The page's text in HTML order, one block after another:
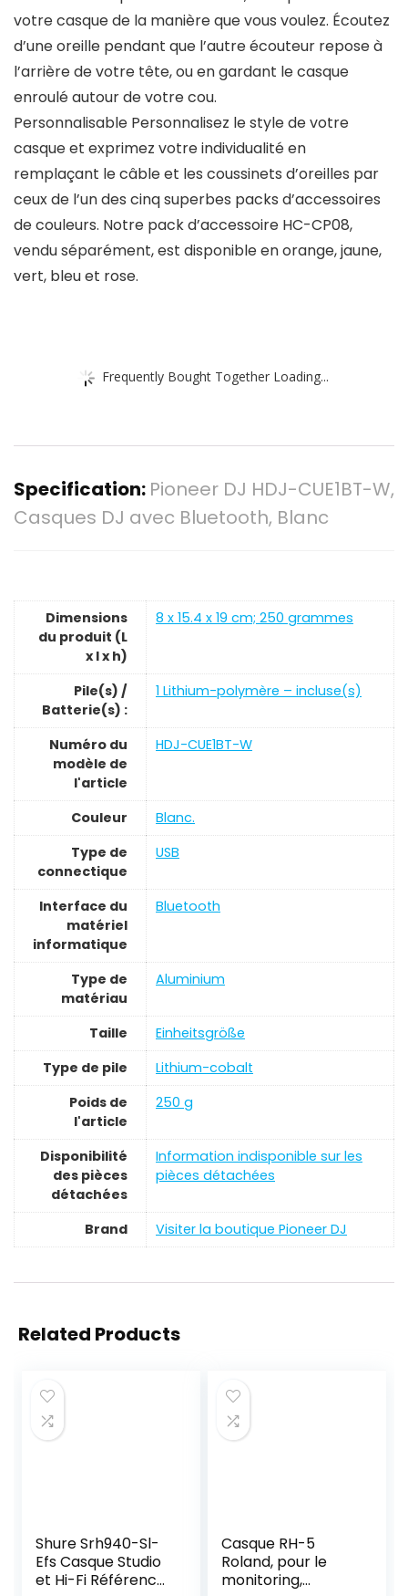
votre casque de la manière que vous voulez. Écoutez
d’une oreille pendant que l’autre écouteur repose à
l’arrière de votre tête, ou en gardant le casque
enroulé autour de votre cou.
Personnalisable Personnalisez le style de votre
casque et exprimez votre individualité en
remplaçant le câble et les coussinets d’oreilles par
ceux de l’un des cinq superbes packs d’accessoires
de couleurs. Notre pack d’accessoire HC-CP08,
vendu séparément, est disponible en orange, jaune,
vert, bleu et rose.
Frequently Bought Together Loading...
Specification: Pioneer DJ HDJ-CUE1BT-W,
Casques DJ avec Bluetooth, Blanc
Dimensions
du produit (L
x l x h)
‎8 x 15.4 x 19 cm; 250 grammes
Pile(s) /
Batterie(s) :
‎1 Lithium-polymère – incluse(s)
Numéro du
modèle de
l'article
‎HDJ-CUE1BT-W
Couleur
‎Blanc.
Type de
connectique
‎USB
Interface du
matériel
informatique
‎Bluetooth
Type de
matériau
‎Aluminium
Taille
‎Einheitsgröße
Type de pile
‎Lithium-cobalt
Poids de
l'article
‎250 g
Disponibilité
des pièces
détachées
‎Information indisponible sur les
pièces détachées
Brand Visiter la boutique Pioneer DJ
Related Products
Shure Srh940-Sl-
Efs Casque Studio
et Hi-Fi Référence
Casque RH-5
Roland, pour le
monitoring,